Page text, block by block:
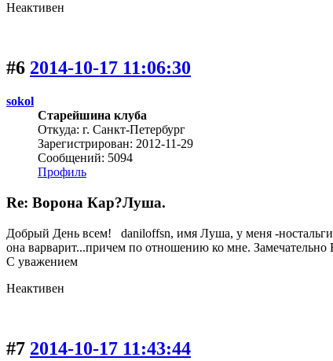
Неактивен
#6 2014-10-17 11:06:30
sokol
Старейшина клуба
Откуда: г. Санкт-Петербург
Зарегистрирован: 2012-11-29
Сообщений: 5094
Профиль
Re: Ворона Кар?Луша.
Добрый День всем! daniloffsn, имя Луша, у меня -
она варварит...причем по отношению ко мне. Замечательно
С уважением
Неактивен
#7 2014-10-17 11:43:44